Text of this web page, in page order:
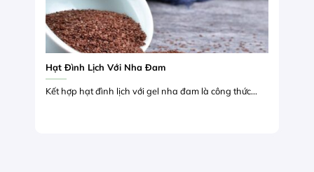
Hạt Đình Lịch Với Nha Đam
Kết hợp hạt đình lịch với gel nha đam là công thức...